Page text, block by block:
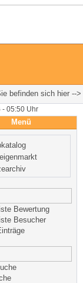
befinden sich hier --
- 05:50 Uhr
Menü
Bewertung
Besucher